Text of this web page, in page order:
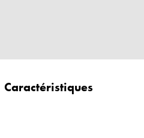
Caractéristiques